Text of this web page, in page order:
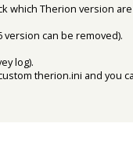
which Therion version
can be removed).
log).
therion.ini and you